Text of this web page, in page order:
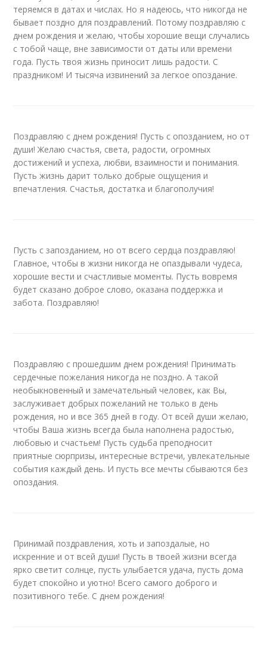
теряемся в датах и числах. Но я надеюсь, что никогда не
бывает поздно для поздравлений. Потому поздравляю с
днем рождения и желаю, чтобы хорошие вещи случались
с тобой чаще, вне зависимости от даты или времени
года. Пусть твоя жизнь приносит лишь радости. С
праздником! И тысяча извинений за легкое опоздание.
Поздравляю с днем рождения! Пусть с опозданием, но от
души! Желаю счастья, света, радости, огромных
достижений и успеха, любви, взаимности и понимания.
Пусть жизнь дарит только добрые ощущения и
впечатления. Счастья, достатка и благополучия!
Пусть с запозданием, но от всего сердца поздравляю!
Главное, чтобы в жизни никогда не опаздывали чудеса,
хорошие вести и счастливые моменты. Пусть вовремя
будет сказано доброе слово, оказана поддержка и
забота. Поздравляю!
Поздравляю с прошедшим днем рождения! Принимать
сердечные пожелания никогда не поздно. А такой
необыкновенный и замечательный человек, как Вы,
заслуживает добрых пожеланий не только в день
рождения, но и все 365 дней в году. От всей души желаю,
чтобы Ваша жизнь всегда была наполнена радостью,
любовью и счастьем! Пусть судьба преподносит
приятные сюрпризы, интересные встречи, увлекательные
события каждый день. И пусть все мечты сбываются без
опоздания.
Принимай поздравления, хоть и запоздалые, но
искренние и от всей души! Пусть в твоей жизни всегда
ярко светит солнце, пусть улыбается удача, пусть дома
будет спокойно и уютно! Всего самого доброго и
позитивного тебе. С днем рождения!